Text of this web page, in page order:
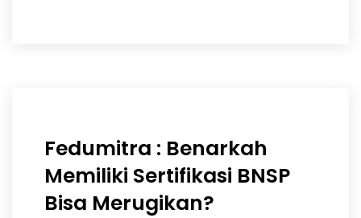
Fedumitra : Benarkah
Memiliki Sertifikasi BNSP
Bisa Merugikan?